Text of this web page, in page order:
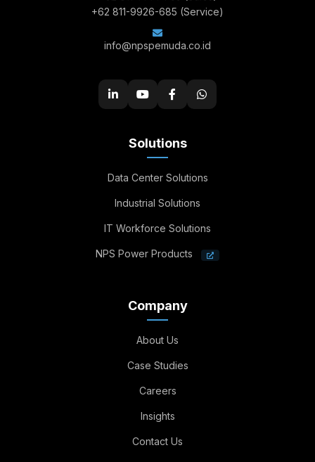
+62 811-9926-685 (Service)
info@npspemuda.co.id
Solutions
Data Center Solutions
Industrial Solutions
IT Workforce Solutions
NPS Power Products
Company
About Us
Case Studies
Careers
Insights
Contact Us